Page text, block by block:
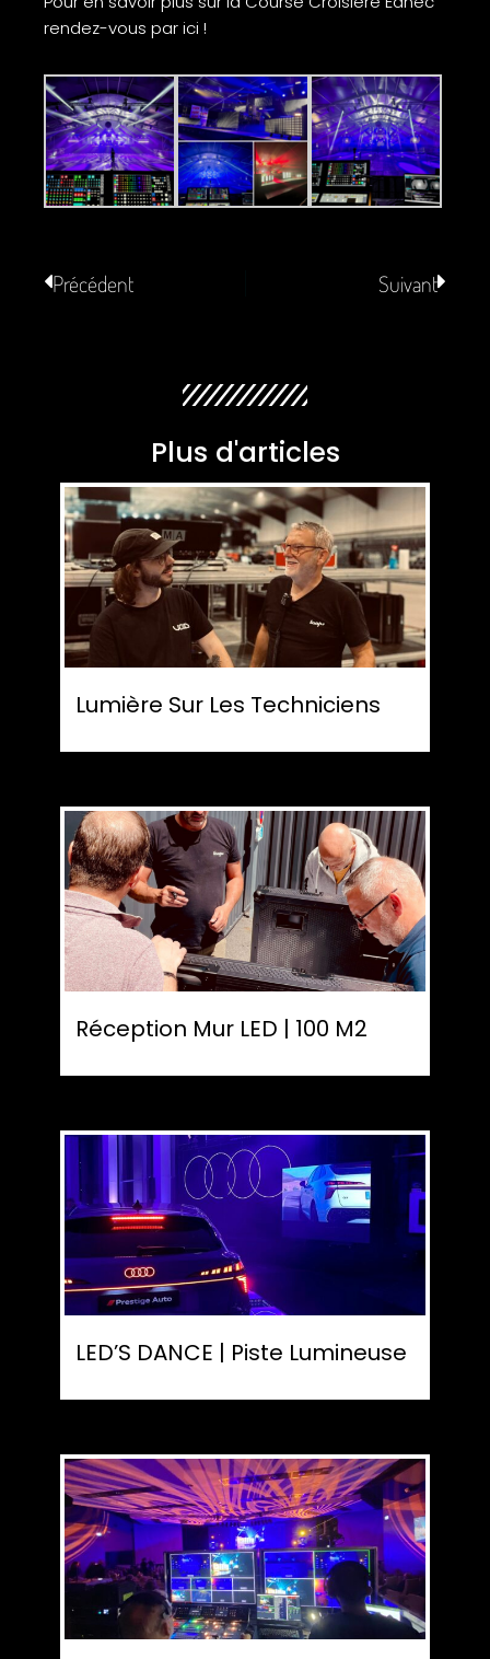
rendez-vous par ici !
Précédent Suivant
Plus d'articles
Lumière Sur Les Techniciens
Réception Mur LED | 100 M2
LED’S DANCE | Piste Lumineuse